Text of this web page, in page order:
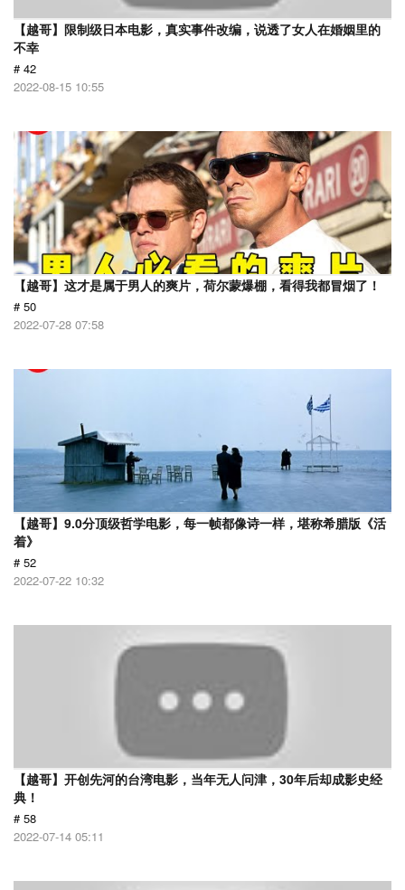
【越哥】限制级日本电影，真实事件改编，说透了女人在婚姻里的
不幸
# 42
2022-08-15 10:55
【越哥】这才是属于男人的爽片，荷尔蒙爆棚，看得我都冒烟了！
# 50
2022-07-28 07:58
【越哥】9.0分顶级哲学电影，每一帧都像诗一样，堪称希腊版《活
着》
# 52
2022-07-22 10:32
【越哥】开创先河的台湾电影，当年无人问津，30年后却成影史经
典！
# 58
2022-07-14 05:11